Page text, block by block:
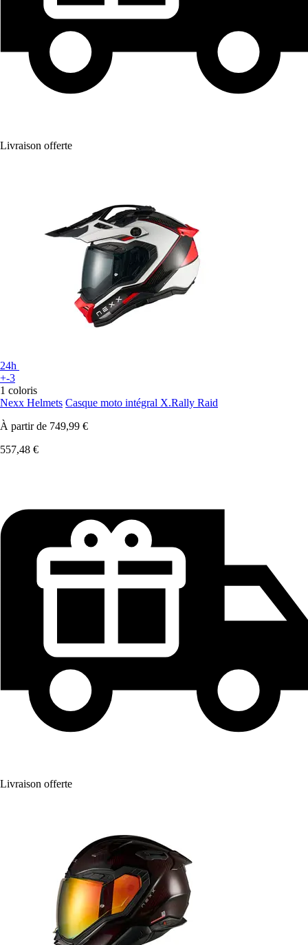
Livraison offerte
24h
+-3
1 coloris
Nexx Helmets Casque moto intégral X.Rally Raid
À partir de 749,99 €
557,48 €
Livraison offerte